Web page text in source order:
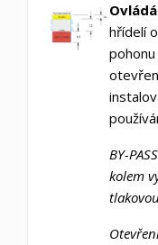
hřídelí
pohonu
BY-
kolem